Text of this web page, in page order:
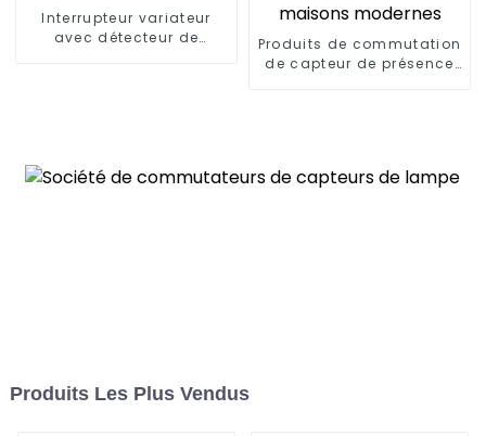
Interrupteur variateur
avec détecteur de
Produits de commutation
de capteur de présence
Produits Les Plus Vendus